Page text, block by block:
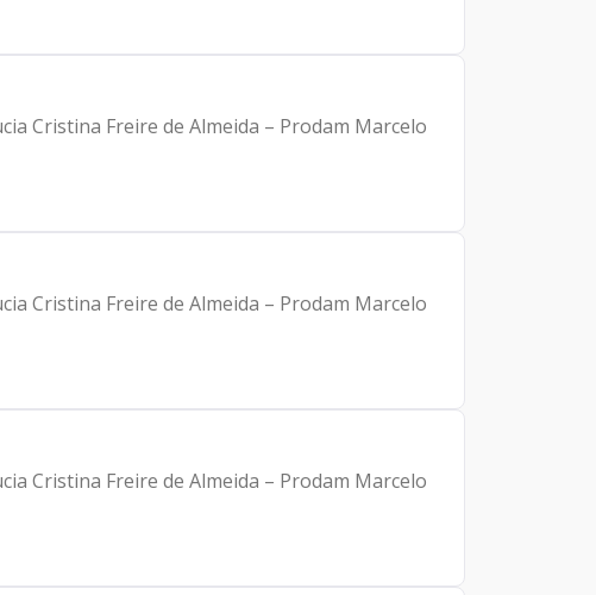
Cristina Freire de Almeida – Prodam Marcelo
Cristina Freire de Almeida – Prodam Marcelo
Cristina Freire de Almeida – Prodam Marcelo